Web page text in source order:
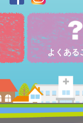
よくある